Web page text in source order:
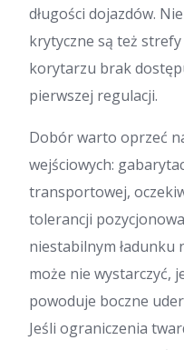
długości dojazdów.
krytyczne są też
korytarzu brak
pierwszej regulacji.
Dobór warto oprzeć
wejściowych:
transportowej,
tolerancji
niestabilnym
może nie wystarczyć,
powoduje boczne
Jeśli ograniczenia